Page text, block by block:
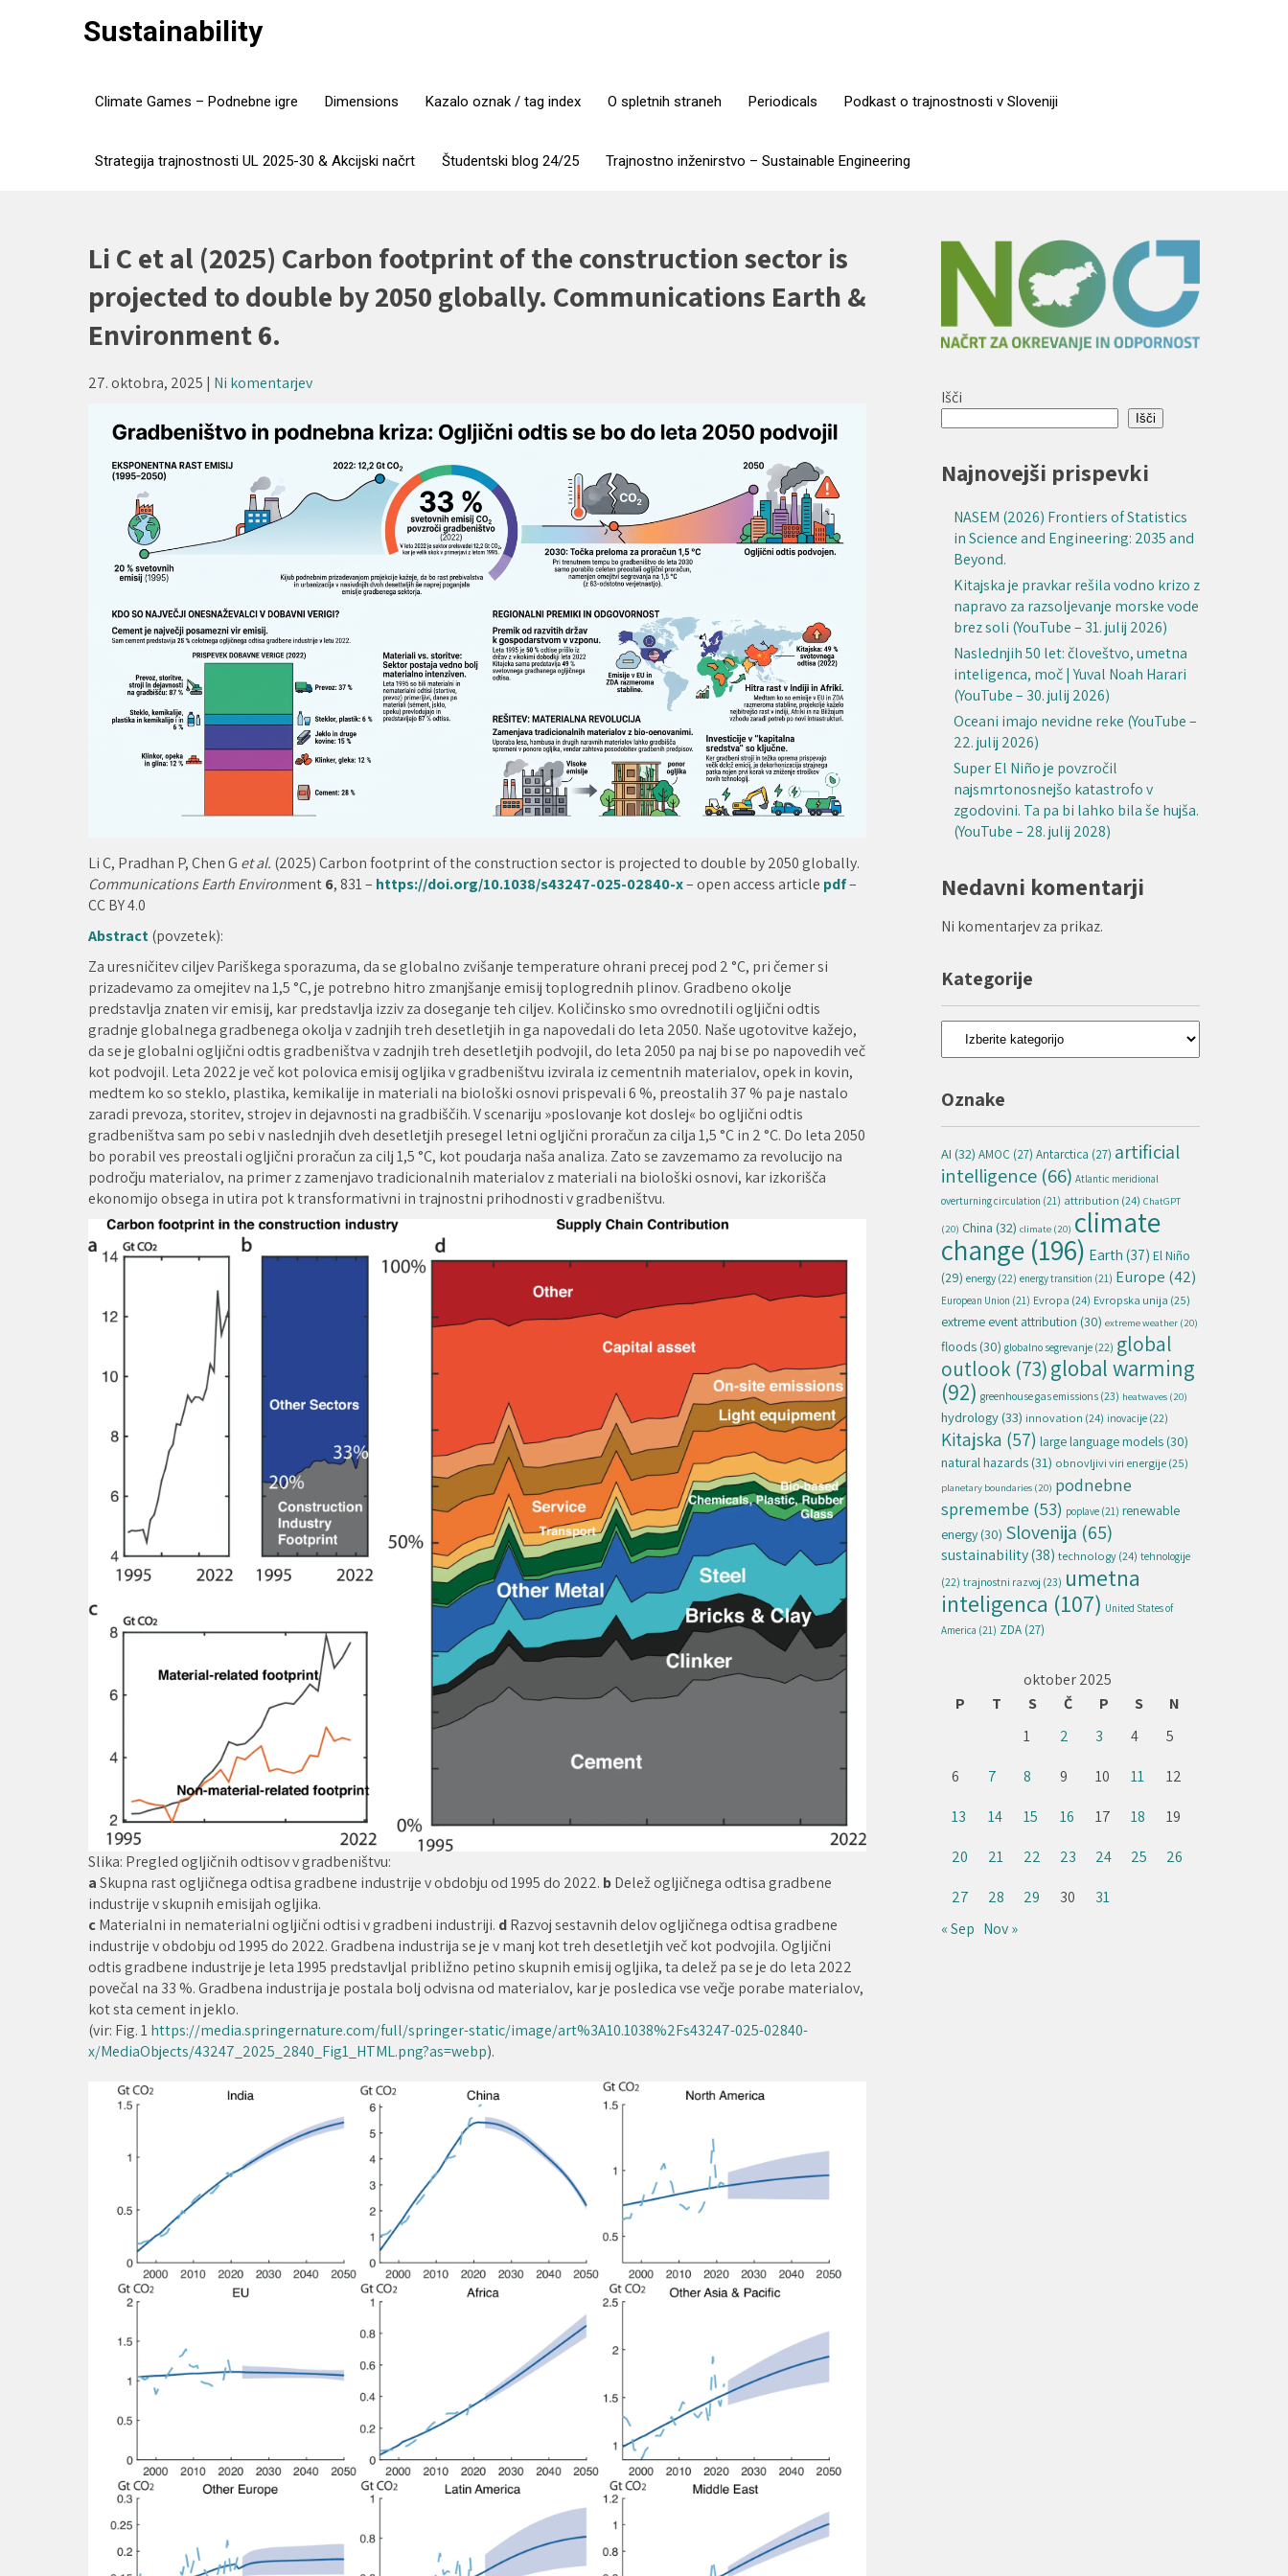
Sustainability
Climate Games – Podnebne igre Dimensions Kazalo oznak / tag index O spletnih straneh Periodicals Podkast o trajnostnosti v Sloveniji
Strategija trajnostnosti UL 2025-30 & Akcijski načrt Študentski blog 24/25 Trajnostno inženirstvo – Sustainable Engineering
Li C et al (2025) Carbon footprint of the construction sector is
projected to double by 2050 globally. Communications Earth &
Environment 6.
27. oktobra, 2025 | Ni komentarjev
Li C, Pradhan P, Chen G et al. (2025) Carbon footprint of the construction sector is projected to double by 2050 globally.
Communications Earth Environment6, 831 – https://doi.org/10.1038/s43247-025-02840-x– open access article pdf–
CC BY 4.0
Abstract(povzetek):
Za uresničitev ciljev Pariškega sporazuma, da se globalno zvišanje temperature ohrani precej pod 2 °C, pri čemer si
prizadevamo za omejitev na 1,5 °C, je potrebno hitro zmanjšanje emisij toplogrednih plinov. Gradbeno okolje
predstavlja znaten vir emisij, kar predstavlja izziv za doseganje teh ciljev. Količinsko smo ovrednotili ogljični odtis
gradnje globalnega gradbenega okolja v zadnjih treh desetletjih in ga napovedali do leta 2050. Naše ugotovitve kažejo,
da se je globalni ogljični odtis gradbeništva v zadnjih treh desetletjih podvojil, do leta 2050 pa naj bi se po napovedih več
kot podvojil. Leta 2022 je več kot polovica emisij ogljika v gradbeništvu izvirala iz cementnih materialov, opek in kovin,
medtem ko so steklo, plastika, kemikalije in materiali na biološki osnovi prispevali 6 %, preostalih 37 % pa je nastalo
zaradi prevoza, storitev, strojev in dejavnosti na gradbiščih. V scenariju »poslovanje kot doslej« bo ogljični odtis
gradbeništva sam po sebi v naslednjih dveh desetletjih presegel letni ogljični proračun za cilja 1,5 °C in 2 °C. Do leta 2050
bo porabil ves preostali ogljični proračun za cilj 1,5 °C, kot poudarja naša analiza. Zato se zavzemamo za revolucijo na
področju materialov, na primer z zamenjavo tradicionalnih materialov z materiali na biološki osnovi, kar izkorišča
ekonomijo obsega in utira pot k transformativni in trajnostni prihodnosti v gradbeništvu.
Slika: Pregled ogljičnih odtisov v gradbeništvu:
aSkupna rast ogljičnega odtisa gradbene industrije v obdobju od 1995 do 2022. bDelež ogljičnega odtisa gradbene
industrije v skupnih emisijah ogljika.
cMaterialni in nematerialni ogljični odtisi v gradbeni industriji. dRazvoj sestavnih delov ogljičnega odtisa gradbene
industrije v obdobju od 1995 do 2022. Gradbena industrija se je v manj kot treh desetletjih več kot podvojila. Ogljični
odtis gradbene industrije je leta 1995 predstavljal približno petino skupnih emisij ogljika, ta delež pa se je do leta 2022
povečal na 33 %. Gradbena industrija je postala bolj odvisna od materialov, kar je posledica vse večje porabe materialov,
kot sta cement in jeklo.
(vir: Fig. 1https://media.springernature.com/full/springer-static/image/art%3A10.1038%2Fs43247-025-02840-
x/MediaObjects/43247_2025_2840_Fig1_HTML.png?as=webp).
Išči
Išči
Najnovejši prispevki
NASEM (2026) Frontiers of Statistics
in Science and Engineering: 2035 and
Beyond.
Kitajska je pravkar rešila vodno krizo z
napravo za razsoljevanje morske vode
brez soli (YouTube – 31. julij 2026)
Naslednjih 50 let: človeštvo, umetna
inteligenca, moč | Yuval Noah Harari
(YouTube – 30. julij 2026)
Oceani imajo nevidne reke (YouTube –
22. julij 2026)
Super El Niño je povzročil
najsmrtonosnejšo katastrofo v
zgodovini. Ta pa bi lahko bila še hujša.
(YouTube – 28. julij 2028)
Nedavni komentarji
Ni komentarjev za prikaz.
Kategorije
Kategorije
Oznake
AI (32) AMOC (27) Antarctica (27) artificial
intelligence (66) Atlantic meridional
overturning circulation (21) attribution (24) ChatGPT
(20) China (32) climate (20) climate
change (196) Earth (37) El Niño
(29) energy (22) energy transition (21) Europe (42)
European Union (21) Evropa (24) Evropska unija (25)
extreme event attribution (30) extreme weather (20)
floods (30) globalno segrevanje (22) global
outlook (73)global warming
(92) greenhouse gas emissions (23) heatwaves (20)
hydrology(33) innovation (24) inovacije (22)
Kitajska (57) large language models (30)
natural hazards (31) obnovljivi viri energije(25)
planetary boundaries (20) podnebne
spremembe (53) poplave (21) renewable
energy (30) Slovenija (65)
sustainability(38) technology(24) tehnologije
(22) trajnostni razvoj (23) umetna
inteligenca (107) United States of
America (21) ZDA (27)
oktober 2025
P
T S Č P S
N
1
2 3 4
5
6
7 8 9 10 11
12
13
14 15 16 17 18
19
20
21 22 23 24 25
26
27
28 29 30
31
« Sep Nov »